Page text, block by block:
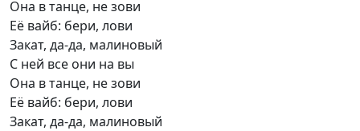
Она в танце, не зови
Её вайб: бери, лови
Закат, да-да, малиновый
С ней все они на вы
Она в танце, не зови
Её вайб: бери, лови
Закат, да-да, малиновый